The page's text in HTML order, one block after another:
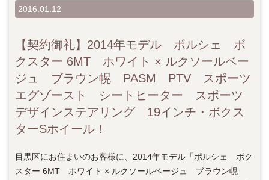
2016.01.12
【契約御礼】2014年モデル ポルシェ ボ
クスター 6MT ホワイト × ルクソールベー
ジュ ブラウン幌 PASM PTV スポーツ
エグゾースト シートヒーター スポーツ
デザインステアリング 19インチ・ボクス
ターSホイール！
目黒区にお住まいのお客様に、2014年モデル「ポルシェ ボク
スター 6MT ホワイト × ルクソールベージュ ブラウン幌